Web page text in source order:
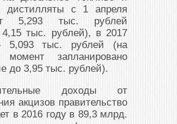
дистилляты с 1 апреля
5,293 тыс. рублей
4,15 тыс. рублей), в 2017
5,093 тыс. рублей (на
момент запланировано
до 3,95 тыс. рублей).
доходы от
акцизов правительство
в 2016 году в 89,3 млрд.